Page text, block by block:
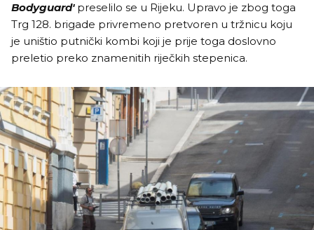
Bodyguard' preselilo se u Rijeku. Upravo je zbog toga
Trg 128. brigade privremeno pretvoren u tržnicu koju
je uništio putnički kombi koji je prije toga doslovno
preletio preko znamenitih riječkih stepenica.